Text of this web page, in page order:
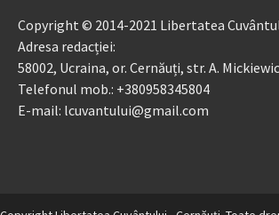
Copyright © 2014-2021 Libertatea
Adresa redacției:
58002, Ucraina, or. Cernăuți, str. A.
Telefonul mob.: +380958345804
E-mail: lcuvantului@gmail.com